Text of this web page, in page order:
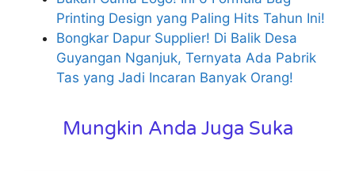
Printing Design yang Paling Hits Tahun Ini!
Bongkar Dapur Supplier! Di Balik Desa
Guyangan Nganjuk, Ternyata Ada Pabrik
Tas yang Jadi Incaran Banyak Orang!
Mungkin Anda Juga Suka